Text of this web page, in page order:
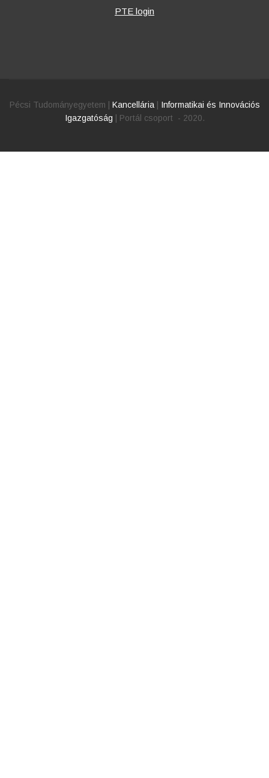
PTE login
Pécsi Tudományegyetem | Kancellária| Informatikai és Innovációs
Igazgatóság | Portál csoport - 2020.